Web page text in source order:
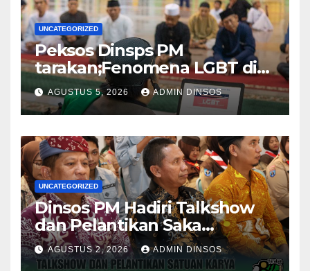
UNCATEGORIZED
Peksos Dinsps PM
tarakan;Fenomena LGBT di
Sekitar Kita, Apa yang Harus
Dilakukan?
AGUSTUS 5, 2026 ADMIN DINSOS
UNCATEGORIZED
Dinsos PM Hadiri Talkshow
dan Pelantikan Saka
Pramuka Anti Narkotika Kota
Tarakan
AGUSTUS 2, 2026 ADMIN DINSOS